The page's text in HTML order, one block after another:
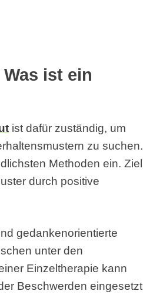
ist ein
ist dafür zuständig, um
zu suchen.
Methoden ein. Ziel
durch positive
gedankenorientierte
unter den
Einzeltherapie kann
Beschwerden eingesetzt